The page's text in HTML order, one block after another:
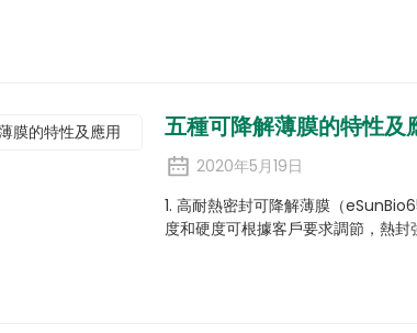
五種可降解薄膜的特性及
2020年5月19日
1. 高耐熱密封可降解薄膜（
度和硬度可根據客戶要求調節，熱封